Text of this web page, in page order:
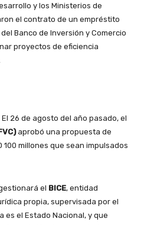
y los Ministerios de
el contrato de un empréstito
Banco de Inversión y Comercio
proyectos de eficiencia
El 26 de agosto del año pasado, el
aprobó una propuesta de
100 millones que sean impulsados
el BICE, entidad
propia, supervisada por el
es el Estado Nacional, y que